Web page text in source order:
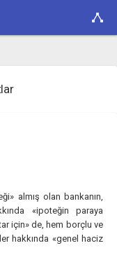
almış olan bankanın,
«ipoteğin paraya
için» de, hem borçlu ve
hakkında «genel haciz